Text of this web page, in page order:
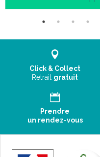
Click & Collect
Retrait gratuit
Prendre
un rendez-vous